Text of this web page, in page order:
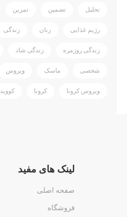
تحلیل تضمین تمرین
رژیم غذایی زنان زندگی
زندگی روزمره زندگی شاد
شخصی ماسک ویروس
ویروس کرونا کرونا کووید 19
لینک های مفید
صفحه اصلی
فروشگاه